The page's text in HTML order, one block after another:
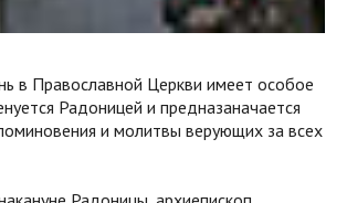
в Православной Церкви имеет особое
Радоницей и предназаначается
и молитвы верующих за всех